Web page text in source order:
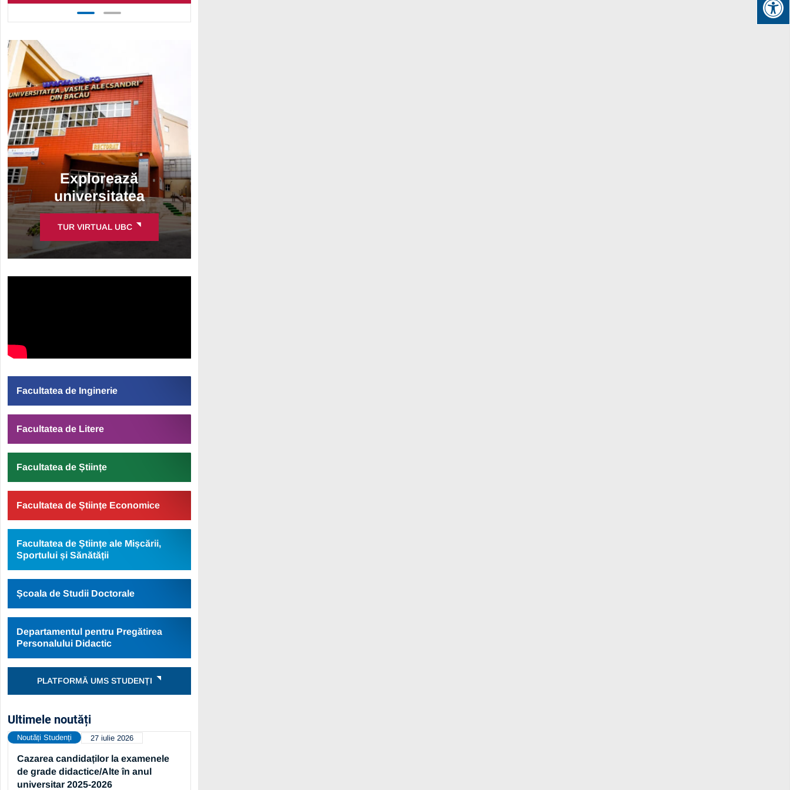
Explorează
universitatea
TUR VIRTUAL UBC
Facultatea de Inginerie
Facultatea de Litere
Facultatea de Științe
Facultatea de Științe Economice
Facultatea de Științe ale Mișcării,
Sportului și Sănătății
Școala de Studii Doctorale
Departamentul pentru Pregătirea
Personalului Didactic
PLATFORMĂ UMS STUDENȚI
Ultimele noutăți
Cazarea candidaților la examenele
de grade didactice/Alte în anul
universitar 2025-2026
Noutăți Studenți 27 iulie 2026